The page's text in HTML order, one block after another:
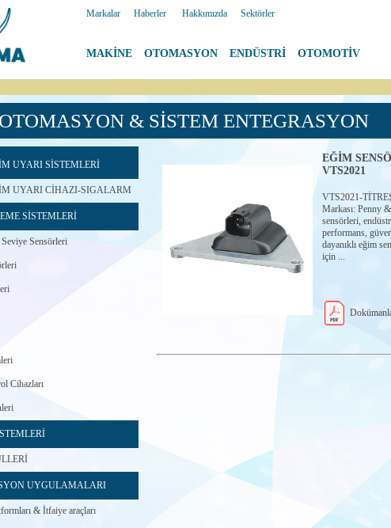
Markalar Haberler Hakkımızda Sektörler
MAKİNE OTOMASYON ENDÜSTRİ OTOMOTİV
& SİSTEM ENTEGRASYON
UYARI SİSTEMLERİ
UYARI CİHAZI-SIGALARM
SİSTEMLERİ
Sensörleri
Cihazları
UYGULAMALARI
& İtfaiye araçları
EĞİM
VTS2021
VTS2021-
Markası: Penny
sensörleri,
performans,
dayanıklı eğim
için ...